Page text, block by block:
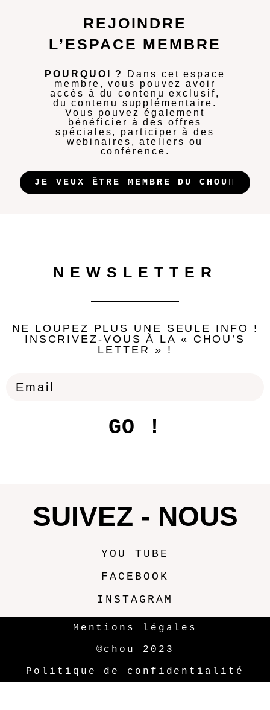
REJOINDRE
L’ESPACE MEMBRE
POURQUOI ?
Dans cet espace
membre, vous pouvez avoir
accès à du contenu exclusif,
du contenu supplémentaire.
Vous pouvez également
bénéficier à des offres
spéciales, participer à des
webinaires, ateliers ou
conférence.
JE VEUX ÊTRE MEMBRE DU CHOU
NEWSLETTER
NE LOUPEZ PLUS UNE SEULE INFO !
INSCRIVEZ-VOUS À LA « CHOU’S
LETTER » !
GO !
SUIVEZ - NOUS
YOU TUBE
FACEBOOK
INSTAGRAM
Mentions légales
©chou 2023
Politique de confidentialité